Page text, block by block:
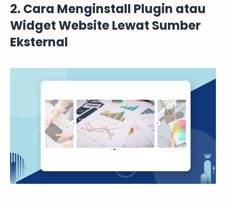
2. Cara Menginstall Plugin atau
Widget Website Lewat Sumber
Eksternal